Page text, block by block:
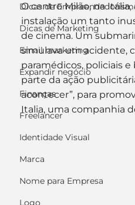
Dicas de
Dicas de Marketing
Email marketing
Expandir negócio
Finanças
Freelancer
Identidade Visual
Marca
Nome para Empresa
Logo
O centro Milão, na
instalação um tanto
de cinema. Um
simulava um acidente,
paramédicos, policiais
parte da ação
acontecer”, para
Italia, uma companhia